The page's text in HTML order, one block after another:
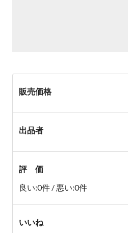
販売価格
出品者
評 価
良い:0件 / 悪い:0件
いいね